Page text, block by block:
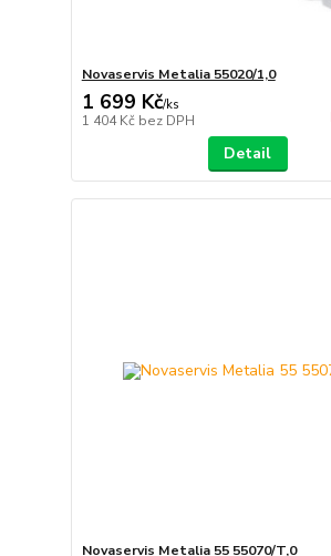
Novaservis Metalia 55020/1,0
1 699 Kč/ks
1 404 Kč bez DPH
Detail
Novaservis Metalia 55 55070/T,0